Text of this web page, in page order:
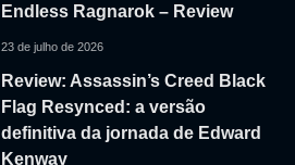
Endless Ragnarok – Review
23 de julho de 2026
Review: Assassin’s Creed Black
Flag Resynced: a versão
definitiva da jornada de Edward
Kenway